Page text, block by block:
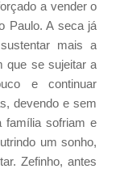
a vender o
Paulo. A seca já
mais a
que se sujeitar a
e continuar
devendo e sem
família sofriam e
um sonho,
Zefinho, antes